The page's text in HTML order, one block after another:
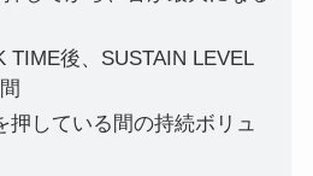
TIME後、SUSTAIN LEVEL
押している間の持続ボリュ